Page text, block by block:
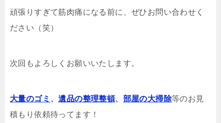
頑張りすぎて筋肉痛になる前に、ぜひお問い合わせく
ださい（笑）
次回もよろしくお願いいたします。
大量のゴミ 、遺品の整理整頓、 部屋の大掃除等のお見
積もり依頼待ってます！